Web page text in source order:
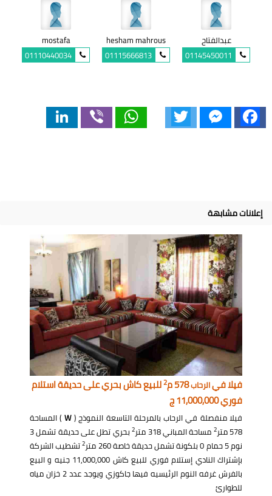
عبدالفتاح
01145450011
hesham mahrous
01115666813
mostafa
01110440034
Facebook
Messenger
WhatsApp
إعلانات مشابهة
فيلا فيالرحاب578 م 2للبيع كاش بحري على حديقة استلام
فوري 11,000,000 ج
فيلا منفصلة في الرحاب بالمرحلة التاسعة النموذج (W ) المساحة
578 متر
2 مساحة المباني 318 متر 2
بحري تطل على حديقة تشمل 3
نوم 5 حمام 0 بلكونة تشمل حديقة خاصة 260 متر
2تشطيب الشركة
بإشتراك النادي إستلام فوري للبيع كاش 11,000,000 جنيه و البيع
بالفرش غرفه النوم الرئيسيه فيها جاكوزي ويوجد عدد 2 خزان مياه
للطوارئ